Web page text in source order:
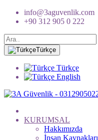
info@3aguvenlik.com
+90 312 905 0 222
Türkçe
Türkçe
English
KURUMSAL
Hakkımızda
İnsan Kaynakları